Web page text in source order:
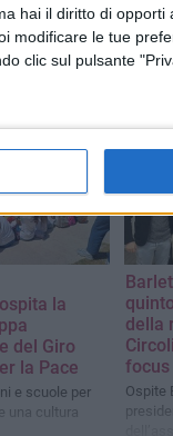
hai il diritto di
modificare le tue
clic sul pulsante
la
del Giro
la Pace
e scuole per
una cultura
della
Ospite